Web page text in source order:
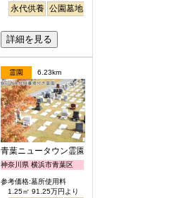
永代供養 公園墓地
詳細を見る
霊園 6.23km
青葉ニュータウン霊園
神奈川県 横浜市青葉区
参考価格:墓所使用料
1.25㎡ 91.25万円より